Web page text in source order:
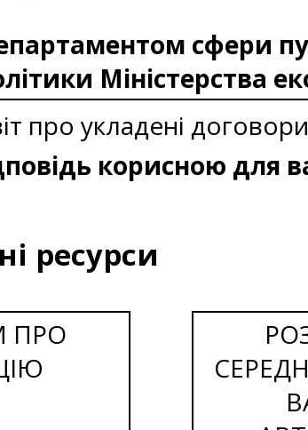
сфери
Міністерства
про укладені договори
корисною для
ресурси
ПРО